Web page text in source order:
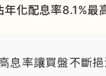
化配息率8.1%最
息率讓買盤不斷